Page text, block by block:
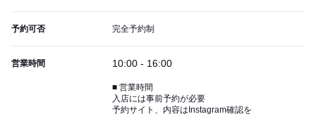
予約可否 完全予約制
営業時間 10:00 - 16:00
■ 営業時間
入店には事前予約が必要
予約サイト、内容はInstagram確認を